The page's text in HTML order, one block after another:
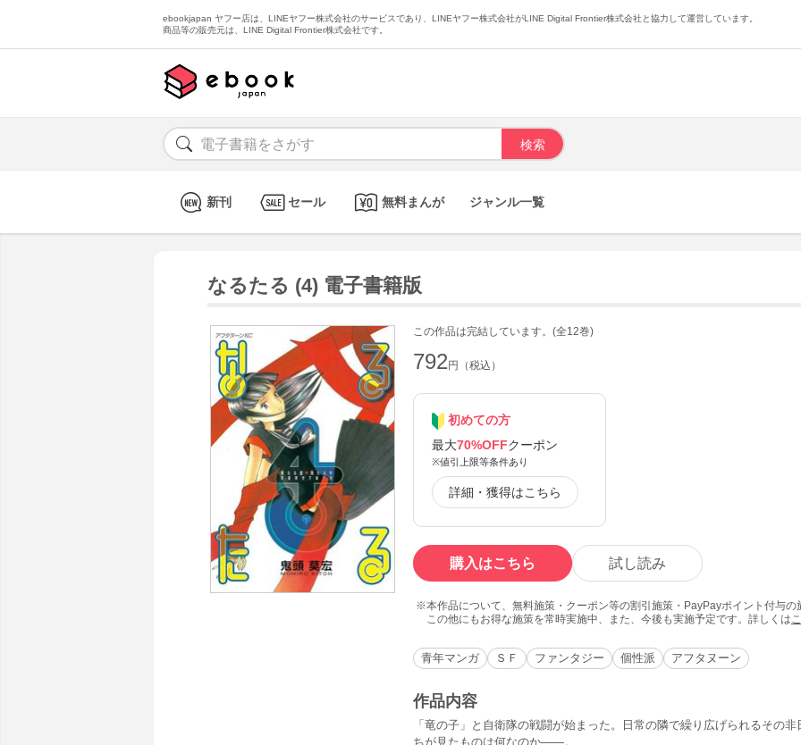
ebookjapan ヤフー店は、LINEヤフー株式会社のサービスであり、LINEヤフー株式会社がLINE Digital Frontier株式会社と協力して運営しています。
商品等の販売元は、LINE Digital Frontier株式会社です。
新刊 セール 無料まんが ジャンル一覧
なるたる (4) 電子書籍版
この作品は完結しています。(全12巻)
792円（税込）
初めての方
最大70%OFFクーポン
※値引上限等条件あり
詳細・獲得はこちら
購入はこちら 試し読み
本作品について、無料施策・クーポン等の割引施策・PayPayポイント付与
この他にもお得な施策を常時実施中、また、今後も実施予定です。詳しくは
青年マンガ ＳＦ ファンタジー 個性派 アフタヌーン
作品内容
「竜の子」と自衛隊の戦闘が始まった。日常の隣で繰り広げられるその
ちが見たものは何なのか――。